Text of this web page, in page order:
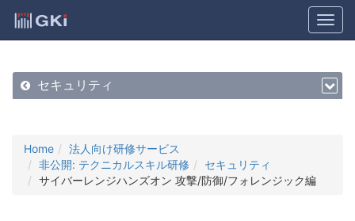
セキュリティ
Home
法人向け研修サービス
非公開: テクニカルスキル研修
セキュリティ
サイバーレンジハンズオン 攻撃/防御/フォレンジック編